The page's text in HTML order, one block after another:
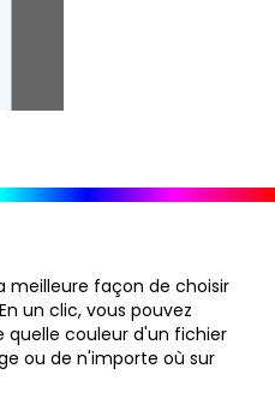
meilleure façon de choisir
un clic, vous pouvez
couleur d'un fichier
ou de n'importe où sur